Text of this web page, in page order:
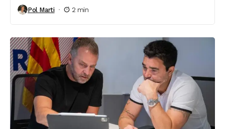
Pol Marti 2 min